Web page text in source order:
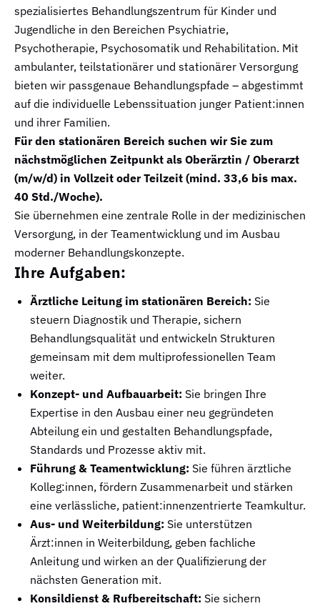
spezialisiertes Behandlungszentrum für Kinder und
Jugendliche in den Bereichen Psychiatrie,
Psychotherapie, Psychosomatik und Rehabilitation. Mit
ambulanter, teilstationärer und stationärer Versorgung
bieten wir passgenaue Behandlungspfade – abgestimmt
auf die individuelle Lebenssituation junger Patient:innen
und ihrer Familien.
Für den stationären Bereich suchen wir Sie zum
nächstmöglichen Zeitpunkt als Oberärztin / Oberarzt
(m/w/d) in Vollzeit oder Teilzeit (mind. 33,6 bis max.
40 Std./Woche).
Sie übernehmen eine zentrale Rolle in der medizinischen
Versorgung, in der Teamentwicklung und im Ausbau
moderner Behandlungskonzepte.
Ihre Aufgaben:
Ärztliche Leitung im stationären Bereich: Sie
steuern Diagnostik und Therapie, sichern
Behandlungsqualität und entwickeln Strukturen
gemeinsam mit dem multiprofessionellen Team
weiter.
Konzept- und Aufbauarbeit: Sie bringen Ihre
Expertise in den Ausbau einer neu gegründeten
Abteilung ein und gestalten Behandlungspfade,
Standards und Prozesse aktiv mit.
Führung & Teamentwicklung: Sie führen ärztliche
Kolleg:innen, fördern Zusammenarbeit und stärken
eine verlässliche, patient:innenzentrierte Teamkultur.
Aus- und Weiterbildung: Sie unterstützen
Ärzt:innen in Weiterbildung, geben fachliche
Anleitung und wirken an der Qualifizierung der
nächsten Generation mit.
Konsildienst & Rufbereitschaft: Sie sichern